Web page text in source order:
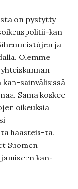
on pystytty
kan
ja
Olemme
kan-sainvälisissä
Sama koskee
oikeuksia
haasteis-ta.
Suomen
kan-